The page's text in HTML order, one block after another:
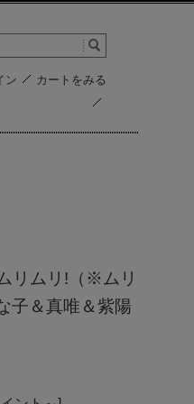
ン カートをみる
リムリ!（※ムリ
子＆真唯＆紫陽